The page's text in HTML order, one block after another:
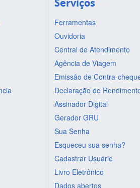
Serviços
Ferramentas
Ouvidoria
Central de Atendimento
Agência de Viagem
Emissão de Contra-
Declaração de
Assinador Digital
Gerador GRU
Sua Senha
Esqueceu sua senha?
Cadastrar Usuário
Livro Eletrônico
Dados abertos